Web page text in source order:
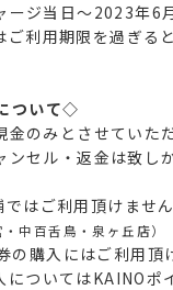
ージ当日～2023年6
利用期限を過ぎる
ついて◇
金のみとさせていた
ンセル・返金は致し
はご利用頂けません
中百舌鳥・泉ヶ丘店）
の購入にはご利用頂
についてはKAINOポ